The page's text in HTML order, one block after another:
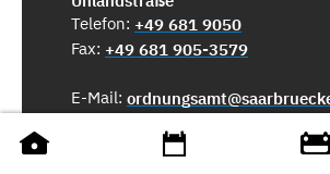
Telefon: +49 681 9050
Fax: +49 681 905-3579
E-Mail:
ÖFFNUNGSZEITEN